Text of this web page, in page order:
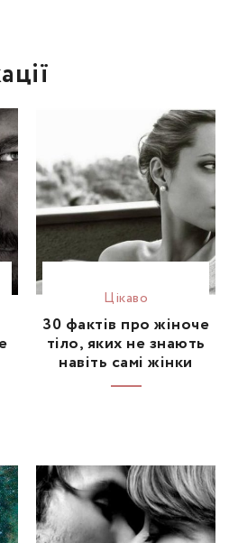
Цікаво
30 фактів про жіноче
тіло, яких не знають
навіть самі жінки